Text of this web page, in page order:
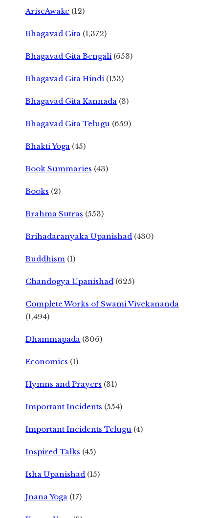
AriseAwake (12)
Bhagavad Gita (1,372)
Bhagavad Gita Bengali (653)
Bhagavad Gita Hindi (153)
Bhagavad Gita Kannada (3)
Bhagavad Gita Telugu (659)
Bhakti Yoga (45)
Book Summaries (43)
Books (2)
Brahma Sutras (553)
Brihadaranyaka Upanishad (430)
Buddhism (1)
Chandogya Upanishad (625)
Complete Works of Swami Vivekananda
(1,494)
Dhammapada (306)
Economics (1)
Hymns and Prayers (31)
Important Incidents (554)
Important Incidents Telugu (4)
Inspired Talks (45)
Isha Upanishad (15)
Jnana Yoga (17)